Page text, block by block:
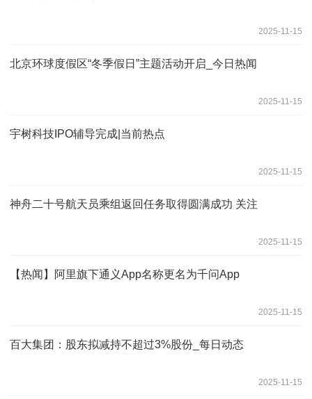
2025-11-15
北京环球度假区“冬季假日”主题活动开启_今日热闻
2025-11-15
宇树科技IPO辅导完成|当前热点
2025-11-15
神舟二十号航天员乘组返回任务取得圆满成功 关注
2025-11-15
【热闻】阿里旗下通义App名称更名为千问App
2025-11-15
百大集团：股东拟减持不超过3%股份_每日动态
2025-11-15